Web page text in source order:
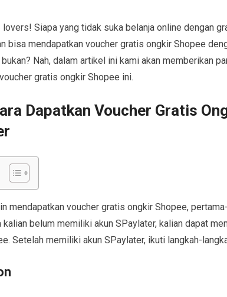
lovers! Siapa yang tidak suka belanja online dengan
bisa mendapatkan voucher gratis ongkir Shopee
bukan? Nah, dalam artikel ini kami akan memberikan
gratis ongkir Shopee ini.
Dapatkan Voucher Gratis
mendapatkan voucher gratis ongkir Shopee,
kalian belum memiliki akun SPaylater, kalian dapat
Setelah memiliki akun SPaylater, ikuti langkah-